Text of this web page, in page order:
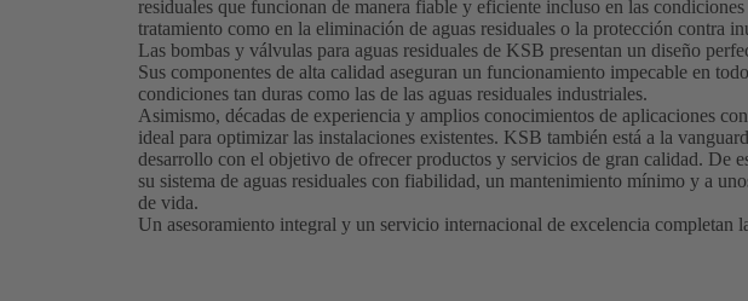
residuales que funcionan de manera fiable y eficiente incluso en las
tratamiento como en la eliminación de aguas residuales o la protección contra
Las bombas y válvulas para aguas residuales de KSB presentan un diseño
Sus componentes de alta calidad aseguran un funcionamiento impecable en
condiciones tan duras como las de las aguas residuales industriales.
Asimismo, décadas de experiencia y amplios conocimientos de aplicaciones
ideal para optimizar las instalaciones existentes. KSB también está a la
desarrollo con el objetivo de ofrecer productos y servicios de gran calidad. De
su sistema de aguas residuales con fiabilidad, un mantenimiento mínimo y a
de vida.
Un asesoramiento integral y un servicio internacional de excelencia completan